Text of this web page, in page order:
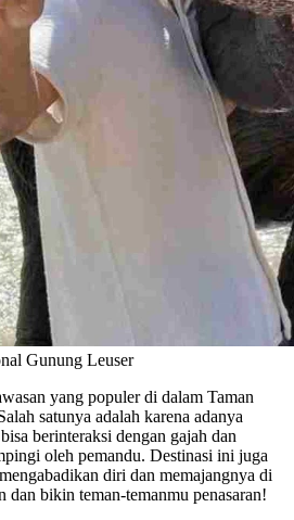
Gunung Leuser
yang populer di dalam Taman
satunya adalah karena adanya
berinteraksi dengan gajah dan
oleh pemandu. Destinasi ini juga
diri dan memajangnya di
dan bikin teman-temanmu penasaran!